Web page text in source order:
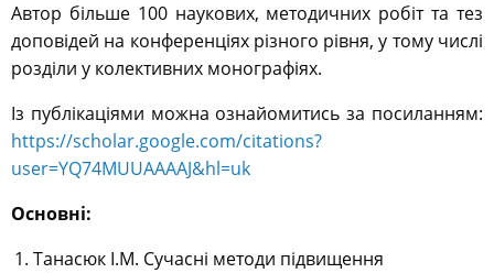
Автор більше 100 наукових, методичних робіт та тез
доповідей на конференціях різного рівня, у тому числі
розділи у колективних монографіях.
Із публікаціями можна ознайомитись за посиланням:
https://scholar.google.com/citations?
user=YQ74MUUAAAAJ&hl=uk
Основні:
Танасюк І.М. Сучасні методи підвищення